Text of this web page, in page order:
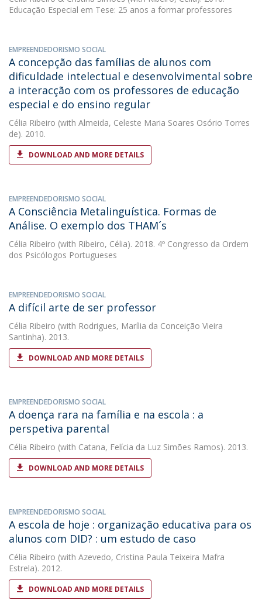
Educação Especial em Tese: 25 anos a formar professores
EMPREENDEDORISMO SOCIAL
A concepção das famílias de alunos com
dificuldade intelectual e desenvolvimental sobre
a interacção com os professores de educação
especial e do ensino regular
Célia Ribeiro (with Almeida, Celeste Maria Soares Osório Torres
de). 2010.
DOWNLOAD AND MORE DETAILS
EMPREENDEDORISMO SOCIAL
A Consciência Metalinguística. Formas de
Análise. O exemplo dos THAM´s
Célia Ribeiro (with Ribeiro, Célia). 2018. 4º Congresso da Ordem
dos Psicólogos Portugueses
EMPREENDEDORISMO SOCIAL
A difícil arte de ser professor
Célia Ribeiro (with Rodrigues, Marília da Conceição Vieira
Santinha). 2013.
DOWNLOAD AND MORE DETAILS
EMPREENDEDORISMO SOCIAL
A doença rara na família e na escola : a
perspetiva parental
Célia Ribeiro (with Catana, Felícia da Luz Simões Ramos). 2013.
DOWNLOAD AND MORE DETAILS
EMPREENDEDORISMO SOCIAL
A escola de hoje : organização educativa para os
alunos com DID? : um estudo de caso
Célia Ribeiro (with Azevedo, Cristina Paula Teixeira Mafra
Estrela). 2012.
DOWNLOAD AND MORE DETAILS